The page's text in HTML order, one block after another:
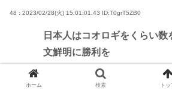
48 : 2023/02/28(火) 15:01:01.43 ID:T0grT5ZB0
日本人はコオロギをくらい数
文鮮明に勝利を
ホーム 検索 トッ